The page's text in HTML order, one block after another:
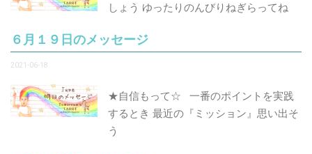
しょう ゆったりのんびりねぎらってね
６月１９日のメッセージ
2021-06-18
★自信もって☆ 一番のポイントを実践
するとき 最近の『ミッション』思い出そ
う